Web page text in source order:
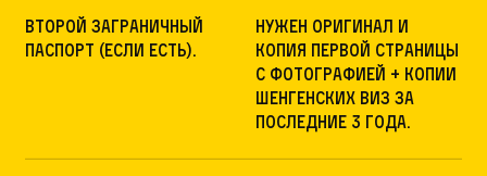
Второй заграничный
паспорт (если есть).
Нужен оригинал и
копия первой страницы
с фотографией + копии
Шенгенских виз за
последние 3 года.